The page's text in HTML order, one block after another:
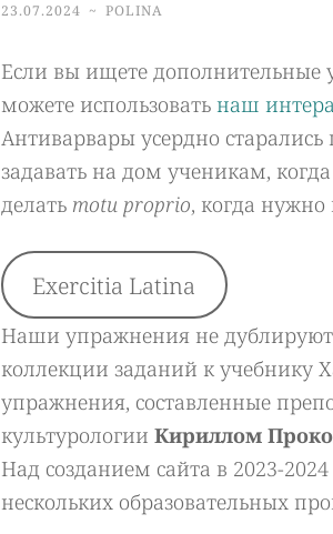
23.07.2024 ~ POLINA
Если вы ищете дополнительные
можете использовать наш
Антиварвары усердно
задавать на дом ученикам,
делать motu proprio, когда
Exercitia Latina
Наши упражнения не
коллекции заданий к учебнику
упражнения, составленные
культурологии Кириллом
Над созданием сайта в 2023-
нескольких образовательных